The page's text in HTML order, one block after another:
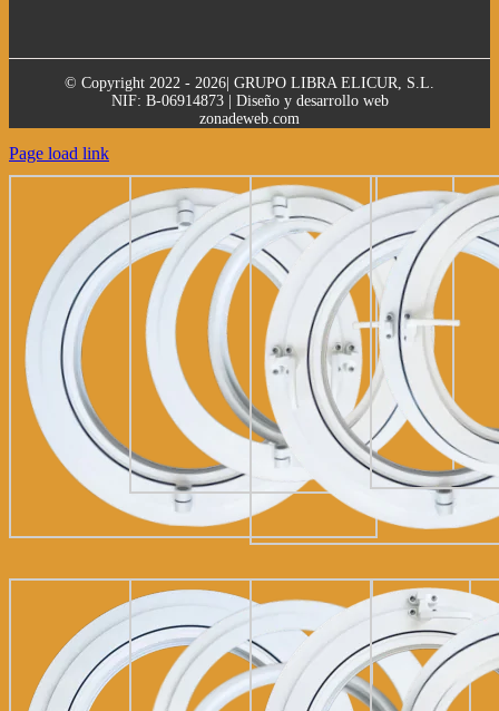
© Copyright 2022 - 2026| GRUPO LIBRA ELICUR, S.L.
NIF: B-06914873 | Diseño y desarrollo web
zonadeweb.com
Page load link